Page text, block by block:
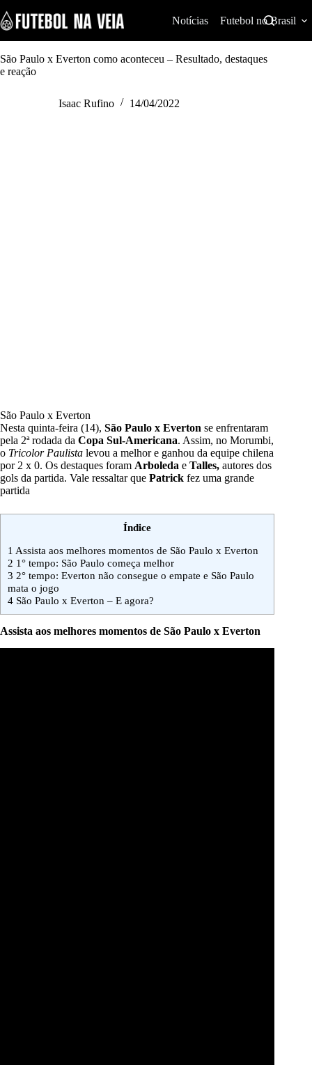
k
i
p
t
o
Notícias Futebol no Brasil
São Paulo x Everton como aconteceu – Resultado, destaques
e reação
Isaac Rufino 14/04/2022
São Paulo x Everton
Nesta quinta-feira (14), São Paulo x Everton se enfrentaram
pela 2ª rodada da Copa Sul-Americana. Assim, no Morumbi,
o Tricolor Paulista levou a melhor e ganhou da equipe chilena
por 2 x 0. Os destaques foram Arboleda e Talles, autores dos
gols da partida. Vale ressaltar que Patrick fez uma grande
partida
Índice
1 Assista aos melhores momentos de São Paulo x Everton
2 1° tempo: São Paulo começa melhor
3 2° tempo: Everton não consegue o empate e São Paulo
mata o jogo
4 São Paulo x Everton – E agora?
Assista aos melhores momentos de São Paulo x Everton